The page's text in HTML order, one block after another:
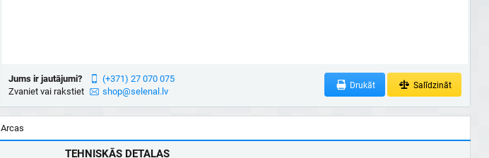
Jums ir jautājumi?
Zvaniet vai rakstiet
(+371) 27 070 075
shop@selenal.lv
Drukāt Salīdzināt
Arcas
TEHNISKĀS DETAĻAS